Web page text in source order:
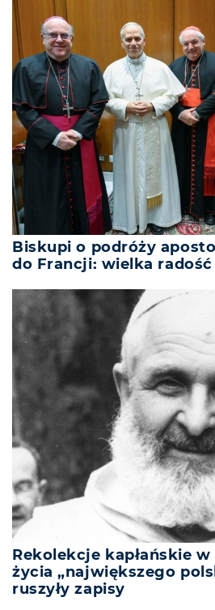
Biskupi o podróży
do Francji: wielka radość
Rekolekcje kapłańskie
życia „największego
ruszyły zapisy